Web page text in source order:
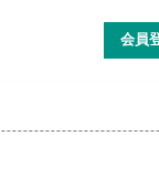
会員